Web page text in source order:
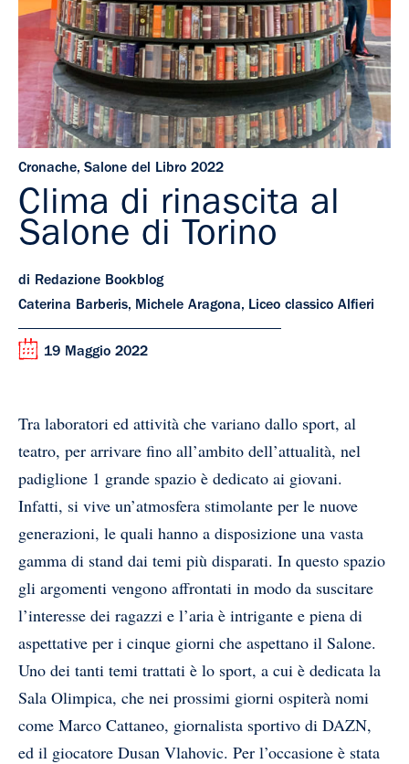
Cronache, Salone del Libro 2022
Clima di rinascita al
Salone di Torino
di Redazione Bookblog
Caterina Barberis, Michele Aragona, Liceo classico Alfieri
19 Maggio 2022
Tra laboratori ed attività che variano dallo sport, al
teatro, per arrivare fino all’ambito dell’attualità, nel
padiglione 1 grande spazio è dedicato ai giovani.
Infatti, si vive un’atmosfera stimolante per le nuove
generazioni, le quali hanno a disposizione una vasta
gamma di stand dai temi più disparati. In questo spazio
gli argomenti vengono affrontati in modo da suscitare
l’interesse dei ragazzi e l’aria è intrigante e piena di
aspettative per i cinque giorni che aspettano il Salone.
Uno dei tanti temi trattati è lo sport, a cui è dedicata la
Sala Olimpica, che nei prossimi giorni ospiterà nomi
come Marco Cattaneo, giornalista sportivo di DAZN,
ed il giocatore Dusan Vlahovic. Per l’occasione è stata